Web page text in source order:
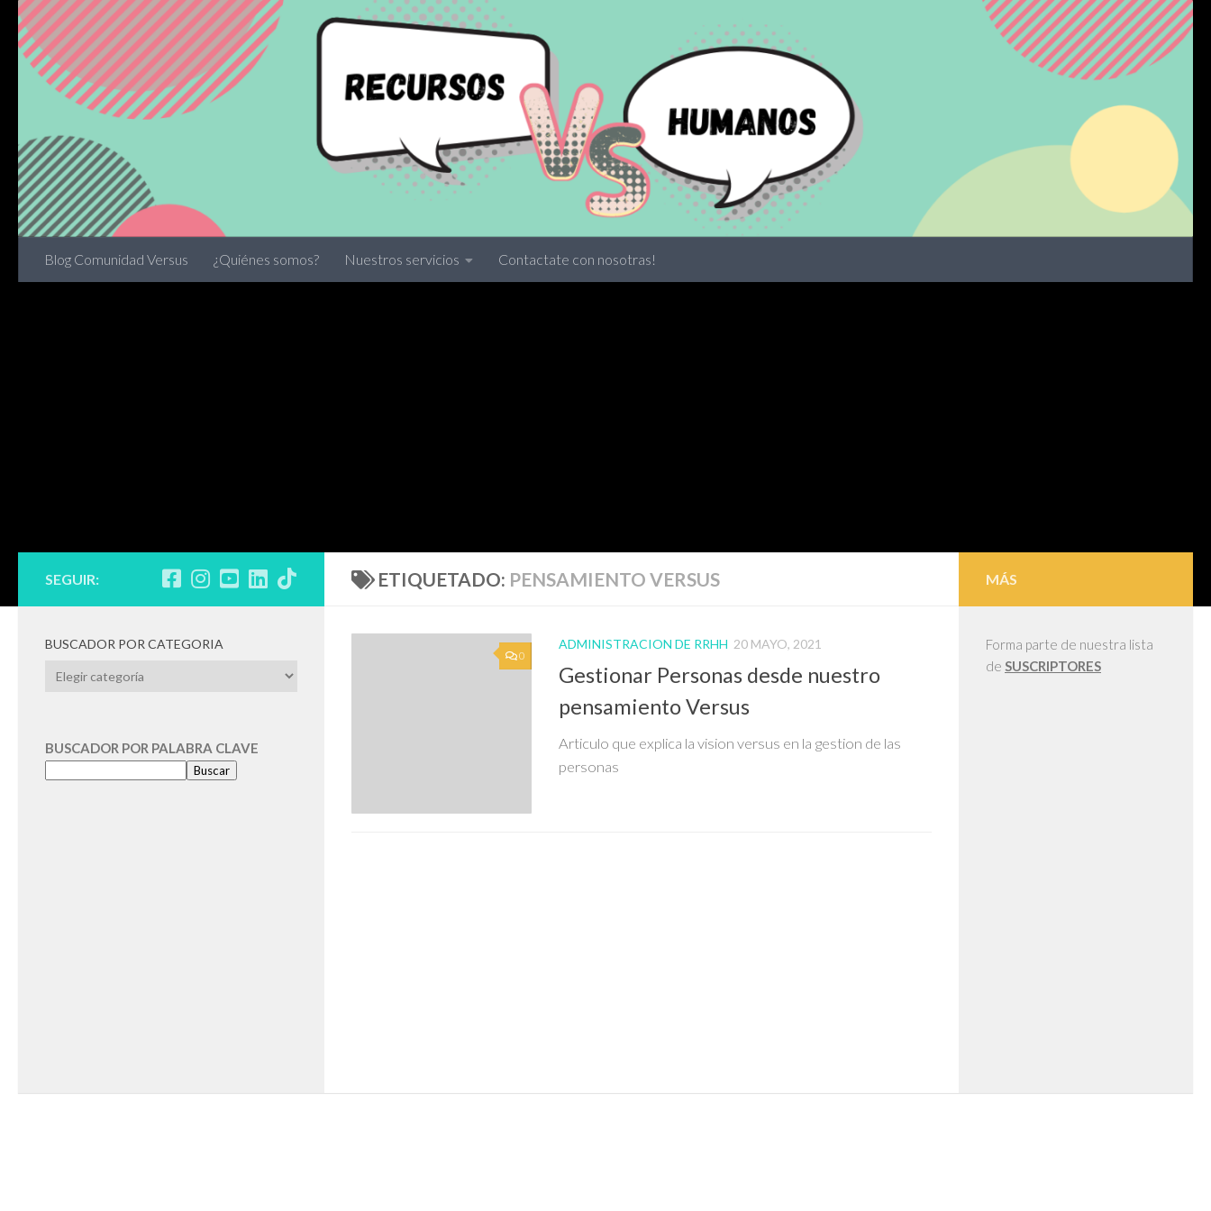
Skip to content
Blog Comunidad Versus ¿Quiénes somos? Nuestros servicios Contactate con nosotras!
ETIQUETADO: PENSAMIENTO VERSUS
0
ADMINISTRACION DE RRHH 20 MAYO, 2021
Gestionar Personas desde nuestro
pensamiento Versus
Articulo que explica la vision versus en la gestion de las
personas
SEGUIR:
BUSCADOR POR CATEGORIA
BUSCADOR
BUSCADOR POR PALABRA CLAVE
Buscar
MÁS
Forma parte de nuestra lista
de SUSCRIPTORES